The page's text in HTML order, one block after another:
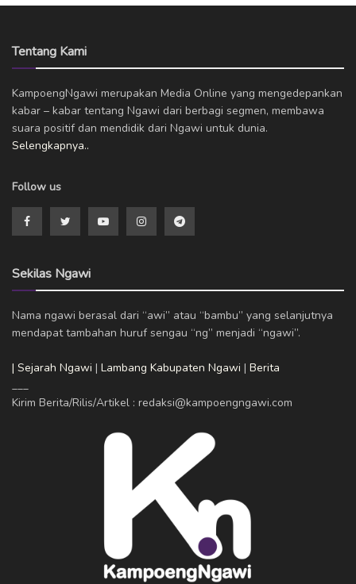
Tentang Kami
KampoengNgawi merupakan Media Online yang mengedepankan
kabar – kabar tentang Ngawi dari berbagi segmen, membawa
suara positif dan mendidik dari Ngawi untuk dunia.
Selengkapnya..
Follow us
Sekilas Ngawi
Nama ngawi berasal dari “awi” atau “bambu” yang selanjutnya
mendapat tambahan huruf sengau “ng” menjadi “ngawi”.
| Sejarah Ngawi | Lambang Kabupaten Ngawi | Berita
___
Kirim Berita/Rilis/Artikel : redaksi@kampoengngawi.com